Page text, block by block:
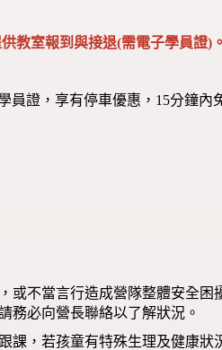
教室報到與接退(需電子學員證)。
證，享有停車優惠，15分鐘內
或不當言行造成營隊整體安全困
務必向營長聯絡以了解狀況。
，若孩童有特殊生理及健康狀